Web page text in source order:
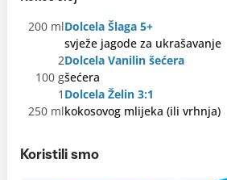
200 mlDolcela Šlaga 5+
svježe jagode za ukrašavanje
2Dolcela Vanilin šećera
100 gšećera
1 Dolcela Želin 3:1
250 mlkokosovog mlijeka (ili vrhnja)
Koristili smo